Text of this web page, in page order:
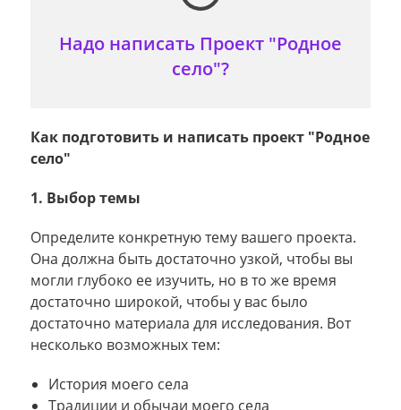
Надо написать Проект "Родное
село"?
Как подготовить и написать проект "Родное
село"
1. Выбор темы
Определите конкретную тему вашего проекта.
Она должна быть достаточно узкой, чтобы вы
могли глубоко ее изучить, но в то же время
достаточно широкой, чтобы у вас было
достаточно материала для исследования. Вот
несколько возможных тем:
История моего села
Традиции и обычаи моего села